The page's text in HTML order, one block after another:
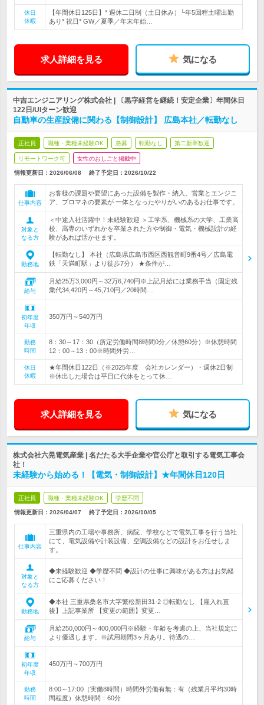
休日
休暇
【年間休日125日】* 週休二日制（土日休み）└年5回程土曜出勤
あり* 祝日* GW／夏季／年末年始…
求人詳細を見る 気になる
中吉エンジニアリング株式会社 | 〔黒字経営を継続！安定企業〕年間休日
122日/UIターン歓迎
自動車の生産設備に関わる【制御設計】 広島本社／転勤なし
正社員 職種・業種未経験OK 急募 転勤なし 第二新卒歓迎
リモートワーク可 女性のおしごと掲載中
情報更新日：2026/06/08 終了予定日： 2026/10/22
仕事内容
お客様の課題や要望にあった設備を製作・納入。営業とエンジニ
ア、プロマネの要素が 一体となったやりがいのあるお仕事です。
対象と
なる方
＜中途入社活躍中！未経験歓迎 ＞工学系、機械系の大学、工業高
校、高専のいずれかを卒業された方や制御・電気・機械設計の経
験があれば活かせます。
勤務地
【転勤なし】 本社（広島県広島市西区西観音町9番4号／広島電
鉄「天満町駅」より徒歩7分） ★条件が…
給与
月給25万3,000円～32万6,740円※上記月給には業務手当（固定残
業代34,420円～45,710円／20時間…
初年度
年収
350万円～540万円
勤務
時間
8：30～17：30（所定労働時間8時間0分／休憩60分）※休憩時間
12：00～13：00※時間外労…
休日
休暇
★年間休日122日（※2025年度 会社カレンダー）・週休2日制
※休出した場合は平日に代休をとって休…
求人詳細を見る 気になる
株式会社六晃電気産業 | 名だたる大手企業や官公庁と取引する電気工事会
社！
未経験から始める！【電気・制御設計】★年間休日120日
正社員 職種・業種未経験OK 学歴不問
情報更新日：2026/04/07 終了予定日： 2026/10/05
仕事内容
三重県内の工場や事務所、病院、学校などで電気工事を行う当社
にて、電気設備や計装設備、空調設備などの設計をお任せしま
す。
対象と
なる方
◆未経験歓迎 ◆学歴不問 ◆設計の仕事に興味がある方はお気軽
にご応募ください！
勤務地
◆本社 三重県桑名市大字繁松新田31-2 ◎転勤なし 【雇入れ直
後】上記事業所 【変更の範囲】変更…
給与
月給250,000円～400,000円※経験・年齢を考慮の上、当社規定に
より優遇します。※試用期間3ヶ月あり。待遇の…
初年度
年収
450万円～700万円
勤務
時間
8:00～17:00（実働8時間）時間外労働有無：有（残業月平均30時
間程度）休憩時間：60分